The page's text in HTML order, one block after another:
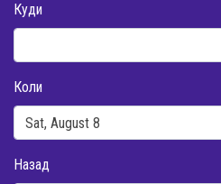
Куди
Коли
Назад